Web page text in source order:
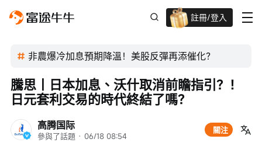
註冊/登入
非農爆冷加息預期降溫！美股反彈再添催化？
高腾国际
參與了話題 · 06/18 08:54
關注
騰思丨日本加息、沃什取消前瞻指引？！
日元套利交易的時代終結了嗎？